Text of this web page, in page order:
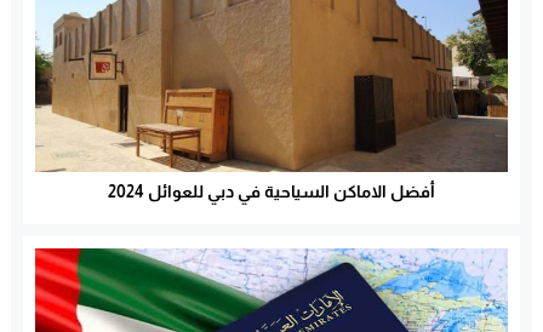
أفضل الاماكن السياحية في دبي للعوائل 2024